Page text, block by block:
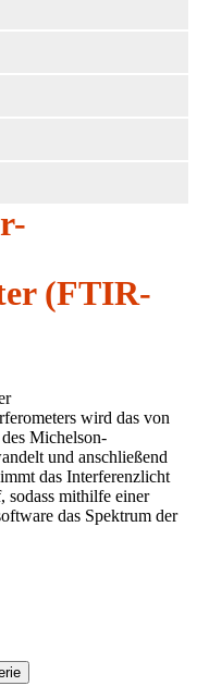
(FTIR-
wird das von
Michelson-
und anschließend
das Interferenzlicht
sodass mithilfe einer
das Spektrum der